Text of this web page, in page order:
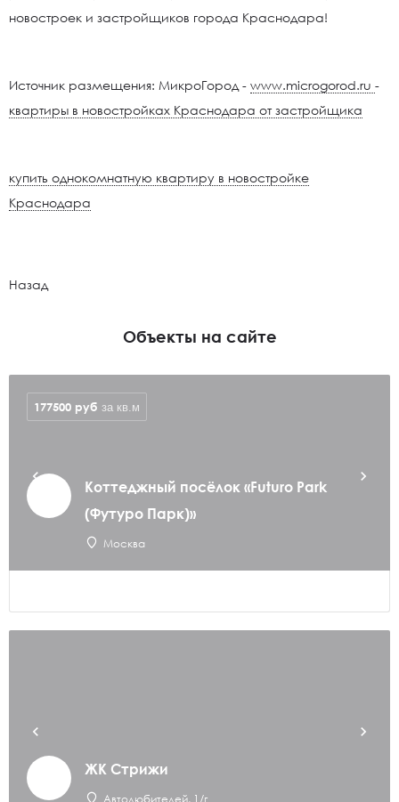
новостроек и застройщиков города Краснодара!
Источник размещения: МикроГород - www.microgorod.ru -
квартиры в новостройках Краснодара от застройщика
купить однокомнатную квартиру в новостройке
Краснодара
Назад
Объекты на сайте
Коттеджный посёлок «Futuro Park
(Футуро Парк)»
Москва
177500 руб за кв.м
ЖК Стрижи
Автолюбителей, 1/г